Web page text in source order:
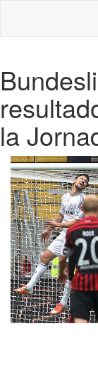
la